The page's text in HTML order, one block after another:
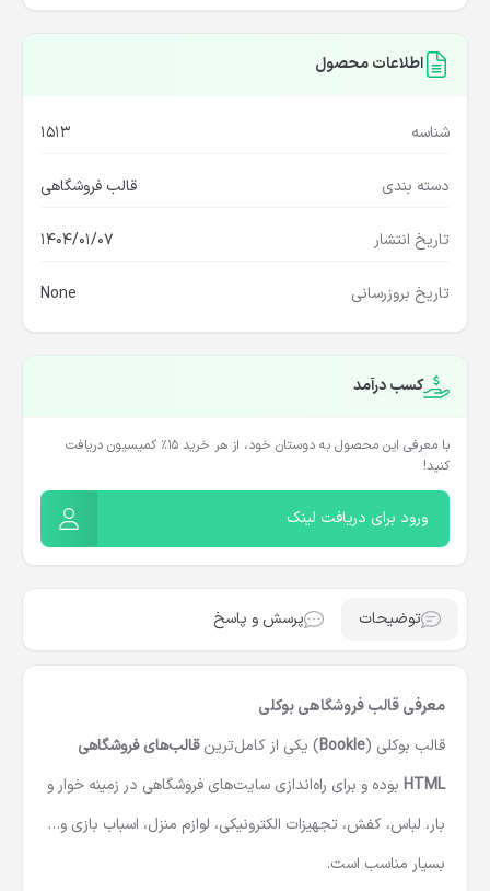
اطلاعات محصول
شناسه 1513
دسته بندی قالب فروشگاهی
تاریخ انتشار 1404/01/07
تاریخ بروزرسانی None
کسب درآمد
با معرفی این محصول به دوستان خود، از هر خرید ۱۵٪ کمیسیون دریافت
کنید!
ورود برای دریافت لینک
توضیحات پرسش و پاسخ
معرفی قالب فروشگاهی بوکلی
قالب بوکلی (Bookle) یکی از کامل‌ترینقالب‌های فروشگاهی
HTML بوده و برای راه‌اندازی سایت‌های فروشگاهی در زمینه خوار و
بار، لباس، کفش، تجهیزات الکترونیکی، لوازم منزل، اسباب بازی و…
بسیار مناسب است.